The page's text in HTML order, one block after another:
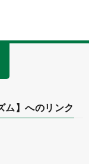
ム】へのリンク